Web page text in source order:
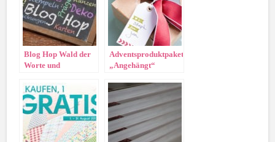
Blog Hop Wald der
Worte und
Adventsproduktpakete
„Angehängt“